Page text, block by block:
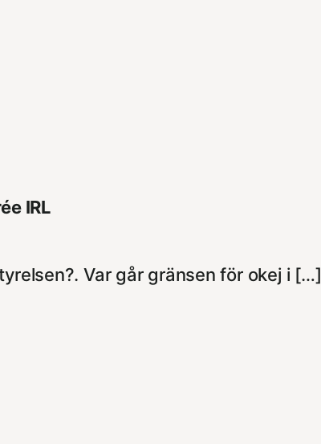
IRL
Var går gränsen för okej i […]